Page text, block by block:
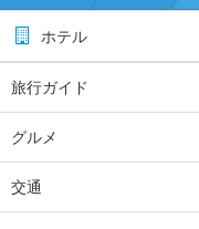
ホテル
旅行ガイド
グルメ
交通